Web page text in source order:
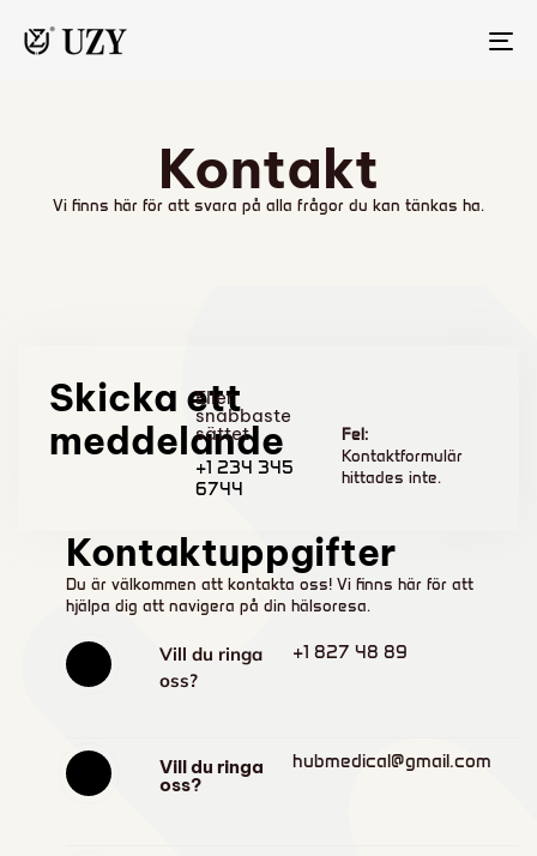
Kontakt
Vi finns här för att svara på alla frågor du kan tänkas ha.
Skicka ett
meddelande
Eller
snabbaste
sättet
+1 234 345
6744
Fel:
Kontaktformulär
hittades inte.
Kontaktuppgifter
Du är välkommen att kontakta oss! Vi finns här för att
hjälpa dig att navigera på din hälsoresa.
Vill du ringa
oss?
+1 827 48 89
Vill du ringa
oss?
hubmedical@gmail.com